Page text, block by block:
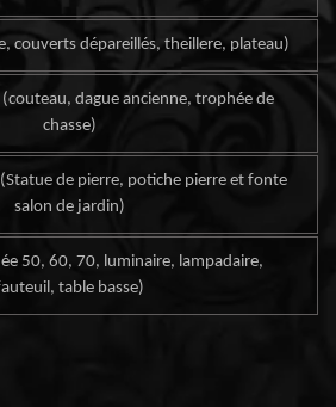
couverts dépareillés, theillere, plateau)
dague ancienne, trophée de
chasse)
de pierre, potiche pierre et fonte
salon de jardin)
50, 60, 70, luminaire, lampadaire,
table basse)